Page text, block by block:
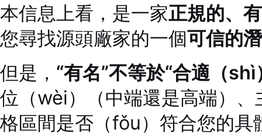
本信息上看，是一家正規的、
您尋找源頭廠家的一個可信的
但是， “有名”不等於“合適（shì
位（wèi）（中端還是高端）
格區間是否（fǒu）符合您的